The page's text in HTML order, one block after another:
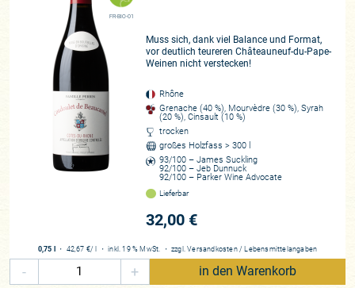
FR-BIO-01
Muss sich, dank viel Balance und Format,
vor deutlich teureren Châteauneuf-du-Pape-
Weinen nicht verstecken!
Rhône
Grenache (40 %), Mourvèdre (30 %), Syrah
(20 %), Cinsault (10 %)
trocken
großes Holzfass > 300 l
93/100 – James Suckling
92/100 – Jeb Dunnuck
92/100 – Parker Wine Advocate
Lieferbar
32,00 €
0,75 l ・ 42,67 €/ l ・inkl. 19 % MwSt. ・ zzgl.Versandkosten / Lebensmittelangaben
- + in den Warenkorb